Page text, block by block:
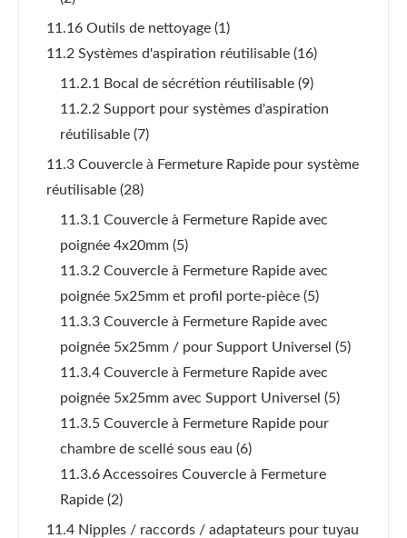
11.16 Outils de nettoyage (1)
11.2 Systèmes d'aspiration réutilisable (16)
11.2.1 Bocal de sécrétion réutilisable (9)
11.2.2 Support pour systèmes d'aspiration
réutilisable (7)
11.3 Couvercle à Fermeture Rapide pour système
réutilisable (28)
11.3.1 Couvercle à Fermeture Rapide avec
poignée 4x20mm (5)
11.3.2 Couvercle à Fermeture Rapide avec
poignée 5x25mm et profil porte-pièce (5)
11.3.3 Couvercle à Fermeture Rapide avec
poignée 5x25mm / pour Support Universel (5)
11.3.4 Couvercle à Fermeture Rapide avec
poignée 5x25mm avec Support Universel (5)
11.3.5 Couvercle à Fermeture Rapide pour
chambre de scellé sous eau (6)
11.3.6 Accessoires Couvercle à Fermeture
Rapide (2)
11.4 Nipples / raccords / adaptateurs pour tuyau